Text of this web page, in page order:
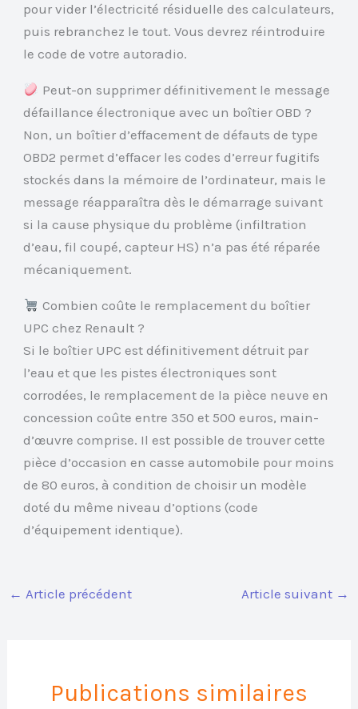
pour vider l’électricité résiduelle des calculateurs,
puis rebranchez le tout. Vous devrez réintroduire
le code de votre autoradio.
Peut-on supprimer définitivement le message
défaillance électronique avec un boîtier OBD ?
Non, un boîtier d’effacement de défauts de type
OBD2 permet d’effacer les codes d’erreur fugitifs
stockés dans la mémoire de l’ordinateur, mais le
message réapparaîtra dès le démarrage suivant
si la cause physique du problème (infiltration
d’eau, fil coupé, capteur HS) n’a pas été réparée
mécaniquement.
Combien coûte le remplacement du boîtier
UPC chez Renault ?
Si le boîtier UPC est définitivement détruit par
l’eau et que les pistes électroniques sont
corrodées, le remplacement de la pièce neuve en
concession coûte entre 350 et 500 euros, main-
d’œuvre comprise. Il est possible de trouver cette
pièce d’occasion en casse automobile pour moins
de 80 euros, à condition de choisir un modèle
doté du même niveau d’options (code
d’équipement identique).
← Article précédent Article suivant →
Publications similaires